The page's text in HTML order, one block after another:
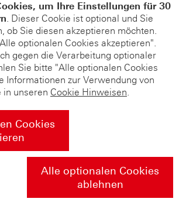
um Ihre Einstellungen für 30
. Dieser Cookie ist optional und Sie
ob Sie diesen akzeptieren möchten.
optionalen Cookies akzeptieren".
gegen die Verarbeitung optionaler
Sie bitte "Alle optionalen Cookies
Informationen zur Verwendung von
in unseren Cookie Hinweisen.
Cookies
Alle optionalen Cookies
ablehnen